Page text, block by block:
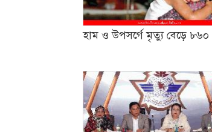
হাম ও উপসর্গে মৃত্যু বেড়ে ৮৬০